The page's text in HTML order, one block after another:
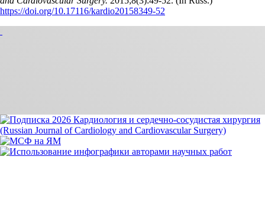
https://doi.org/10.17116/kardio20158349-52